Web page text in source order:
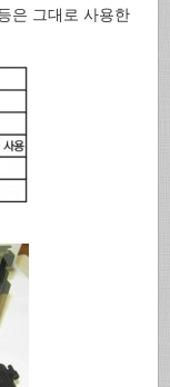
은 그대로 사용한